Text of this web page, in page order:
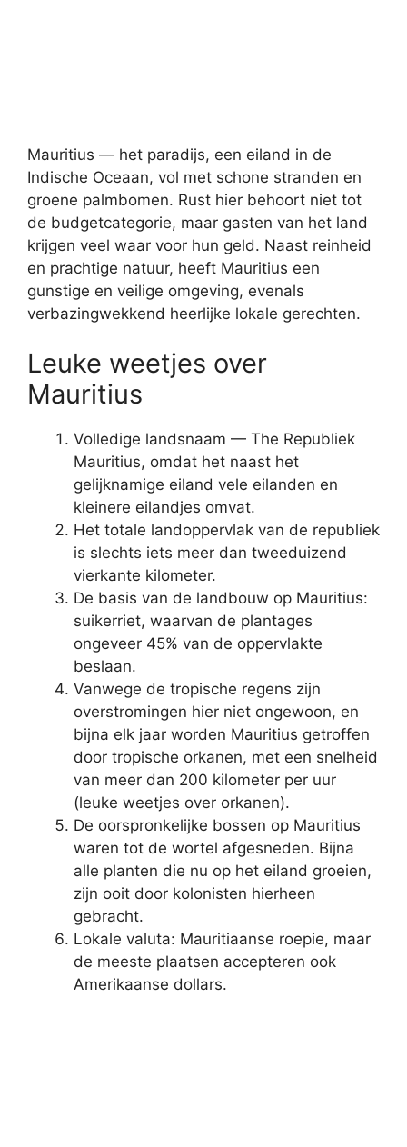
Mauritius — het paradijs, een eiland in de
Indische Oceaan, vol met schone stranden en
groene palmbomen. Rust hier behoort niet tot
de budgetcategorie, maar gasten van het land
krijgen veel waar voor hun geld. Naast reinheid
en prachtige natuur, heeft Mauritius een
gunstige en veilige omgeving, evenals
verbazingwekkend heerlijke lokale gerechten.
Leuke weetjes over
Mauritius
Volledige landsnaam — The Republiek
Mauritius, omdat het naast het
gelijknamige eiland vele eilanden en
kleinere eilandjes omvat.
Het totale landoppervlak van de republiek
is slechts iets meer dan tweeduizend
vierkante kilometer.
De basis van de landbouw op Mauritius:
suikerriet, waarvan de plantages
ongeveer 45% van de oppervlakte
beslaan.
Vanwege de tropische regens zijn
overstromingen hier niet ongewoon, en
bijna elk jaar worden Mauritius getroffen
door tropische orkanen, met een snelheid
van meer dan 200 kilometer per uur
(leuke weetjes over orkanen).
De oorspronkelijke bossen op Mauritius
waren tot de wortel afgesneden. Bijna
alle planten die nu op het eiland groeien,
zijn ooit door kolonisten hierheen
gebracht.
Lokale valuta: Mauritiaanse roepie, maar
de meeste plaatsen accepteren ook
Amerikaanse dollars.